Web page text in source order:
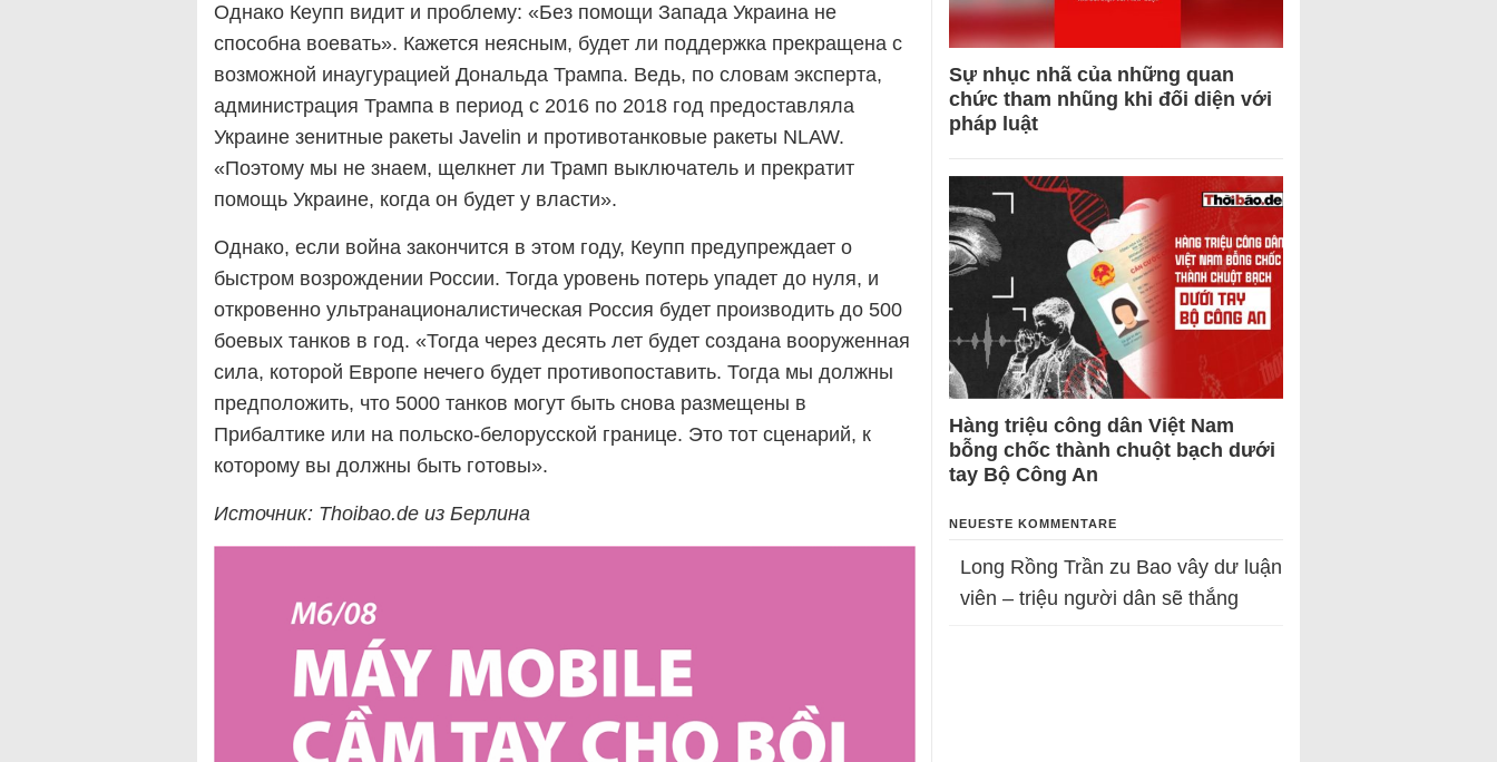
Однако Кеупп видит и проблему: «Без помощи Запада Украина не
способна воевать». Кажется неясным, будет ли поддержка прекращена с
возможной инаугурацией Дональда Трампа. Ведь, по словам эксперта,
администрация Трампа в период с 2016 по 2018 год предоставляла
Украине зенитные ракеты Javelin и противотанковые ракеты NLAW.
«Поэтому мы не знаем, щелкнет ли Трамп выключатель и прекратит
помощь Украине, когда он будет у власти».
Однако, если война закончится в этом году, Кеупп предупреждает о
быстром возрождении России. Тогда уровень потерь упадет до нуля, и
откровенно ультранационалистическая Россия будет производить до 500
боевых танков в год. «Тогда через десять лет будет создана вооруженная
сила, которой Европе нечего будет противопоставить. Тогда мы должны
предположить, что 5000 танков могут быть снова размещены в
Прибалтике или на польско-белорусской границе. Это тот сценарий, к
которому вы должны быть готовы».
Источник: Thoibao.de из Берлина
Sự nhục nhã của những quan
chức tham nhũng khi đối diện với
pháp luật
Hàng triệu công dân Việt Nam
bỗng chốc thành chuột bạch dưới
tay Bộ Công An
NEUESTE KOMMENTARE
Long Rồng Trần zu Bao vây dư luận
viên – triệu người dân sẽ thắng